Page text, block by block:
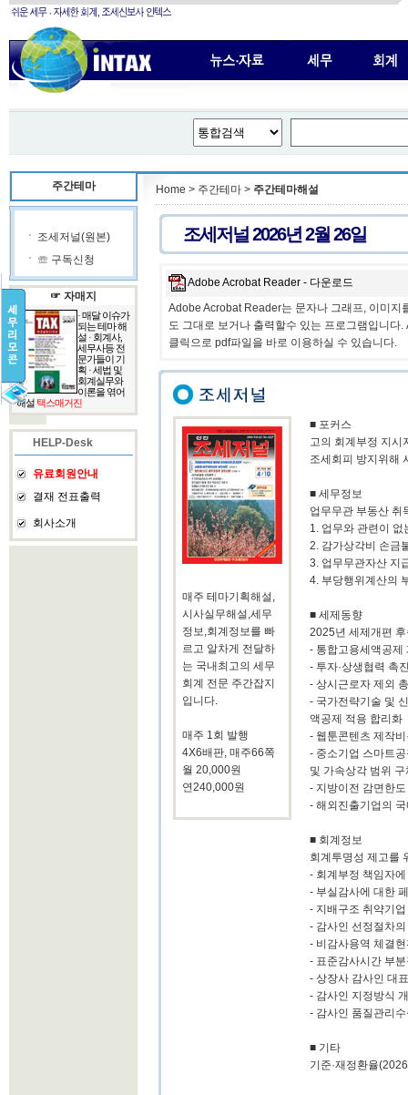
주간테마
조세저널(원본)
☏ 구독신청
☞ 자매지
· 매달 이슈가
되는 테마 해
설 · 회계사,
세무사등 전
문가들이 기
획 · 세법 및
회계실무와
이론을 엮어
해설 택스매거진
HELP-Desk
유료회원안내
결재 전표출력
회사소개
Home > 주간테마 > 주간테마해설
조세저널 2026년 2월 26일
Adobe Acrobat Reader - 다운로드
Adobe Acrobat Reader는 문자나 그래프, 이미지
도 그대로 보거나 출력할수 있는 프로그램입니
클릭으로 pdf파일을 바로 이용하실 수 있습니다.
매주 테마기획해설,
시사실무해설,세무
정보,회계정보를 빠
르고 알차게 전달하
는 국내최고의 세무
회계 전문 주간잡지
입니다.
매주 1회 발행
4X6배판, 매주66쪽
월 20,000원
연240,000원
■ 포커스
고의 회계부정 지시
조세회피 방지위해
■ 세무정보
업무무관 부동산 취
1. 업무와 관련이
2. 감가상각비 손금
3. 업무무관자산 지
4. 부당행위계산의
■ 세제동향
2025년 세제개편
- 통합고용세액공제
- 투자·상생협력 촉
- 상시근로자 제외
- 국가전략기술 및
액공제 적용 합리화
- 웹툰콘텐츠 제작
- 중소기업 스마트
및 가속상각 범위 구
- 지방이전 감면한
- 해외진출기업의
■ 회계정보
회계투명성 제고를
- 회계부정 책임자
- 부실감사에 대한
- 지배구조 취약기
- 감사인 선정절차
- 비감사용역 체결
- 표준감사시간 부
- 상장사 감사인 대
- 감사인 지정방식
- 감사인 품질관리
■ 기타
기준·재정환율